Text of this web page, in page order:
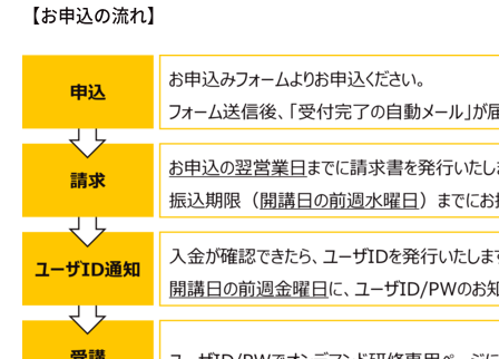
【お申込の流れ】